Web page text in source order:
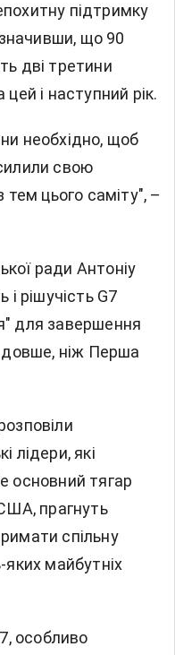
підтримку
що 90
дві третини
і наступний рік.
необхідно, щоб
свою
цього саміту", –
ради Антоніу
рішучість G7
для завершення
довше, ніж Перша
лідери, які
основний тягар
прагнуть
спільну
майбутніх
особливо